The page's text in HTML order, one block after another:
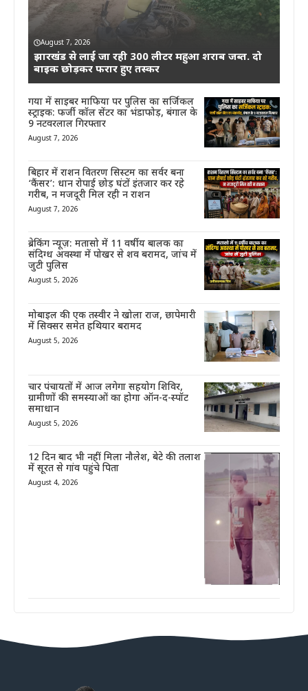
August 7, 2026
झारखंड से लाई जा रही 300 लीटर महुआ शराब जब्त. दो
बाइक छोड़कर फरार हुए तस्कर
गया में साइबर माफिया पर पुलिस का सर्जिकल
स्ट्राइक: फर्जी कॉल सेंटर का भंडाफोड़, बंगाल के
9 नटवरलाल गिरफ्तार
August 7, 2026
बिहार में राशन वितरण सिस्टम का सर्वर बना
‘कैंसर’: धान रोपाई छोड़ घंटों इंतजार कर रहे
गरीब, न मजदूरी मिल रही न राशन
August 7, 2026
ब्रेकिंग न्यूज़: मतासो में 11 वर्षीय बालक का
संदिग्ध अवस्था में पोखर से शव बरामद, जांच में
जुटी पुलिस
August 5, 2026
मोबाइल की एक तस्वीर ने खोला राज, छापेमारी
में सिक्सर समेत हथियार बरामद
August 5, 2026
चार पंचायतों में आज लगेगा सहयोग शिविर,
ग्रामीणों की समस्याओं का होगा ऑन-द-स्पॉट
समाधान
August 5, 2026
12 दिन बाद भी नहीं मिला नौलेश, बेटे की तलाश
में सूरत से गांव पहुंचे पिता
August 4, 2026